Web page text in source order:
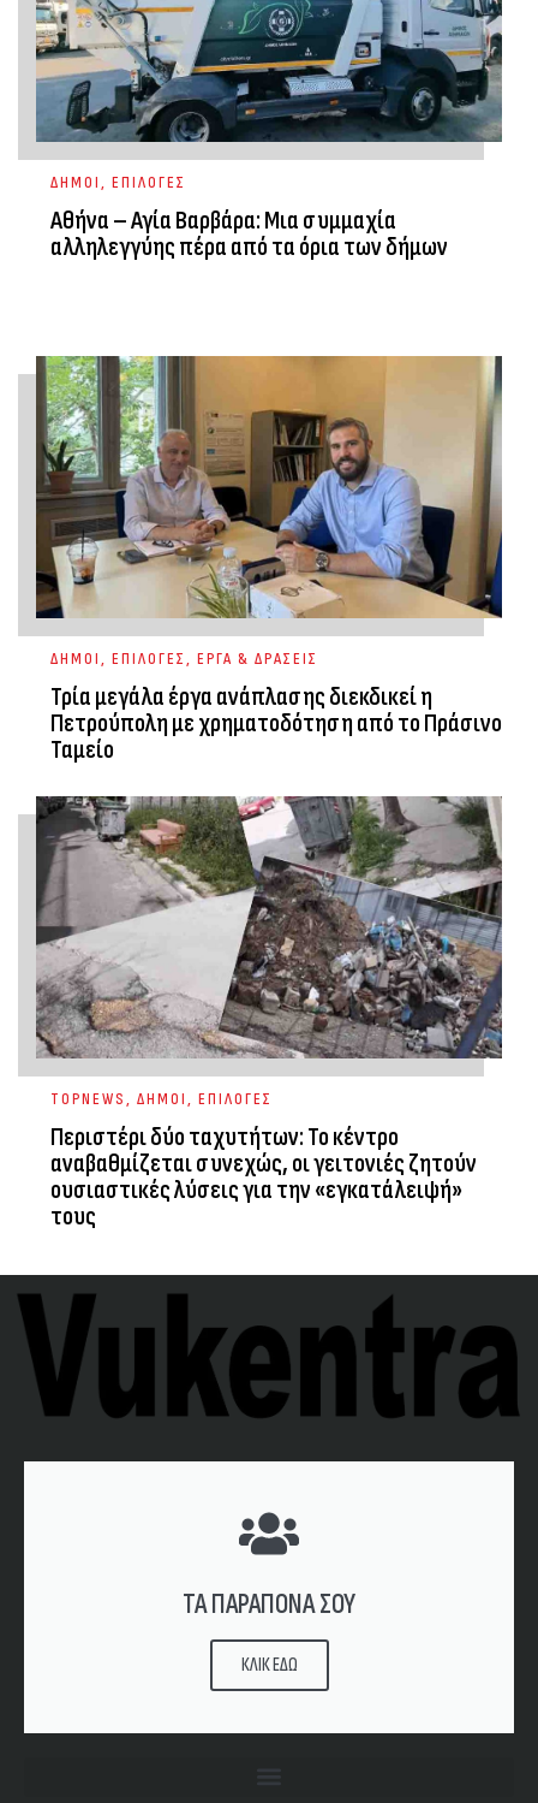
ΔΗΜΟΙ, ΕΠΙΛΟΓΕΣ
Αθήνα – Αγία Βαρβάρα: Μια συμμαχία
αλληλεγγύης πέρα από τα όρια των δήμων
ΔΗΜΟΙ, ΕΠΙΛΟΓΕΣ, ΕΡΓΑ & ΔΡΑΣΕΙΣ
Τρία μεγάλα έργα ανάπλασης διεκδικεί η
Πετρούπολη με χρηματοδότηση από το Πράσινο
Ταμείο
TOPNEWS, ΔΗΜΟΙ, ΕΠΙΛΟΓΕΣ
Περιστέρι δύο ταχυτήτων: Το κέντρο
αναβαθμίζεται συνεχώς, οι γειτονιές ζητούν
ουσιαστικές λύσεις για την «εγκατάλειψή»
τους
ΤΑ ΠΑΡΑΠΟΝΑ ΣΟΥ
ΚΛΙΚ ΕΔΩ